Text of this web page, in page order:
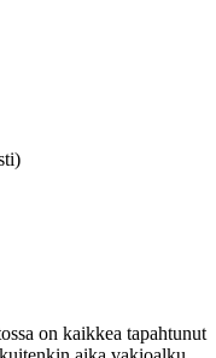
on kaikkea tapahtunut